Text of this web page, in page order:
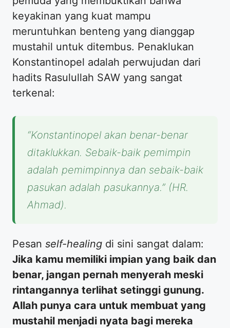
keyakinan yang kuat mampu
meruntuhkan benteng yang dianggap
mustahil untuk ditembus. Penaklukan
Konstantinopel adalah perwujudan dari
hadits Rasulullah SAW yang sangat
terkenal:
“Konstantinopel akan benar-benar
ditaklukkan. Sebaik-baik pemimpin
adalah pemimpinnya dan sebaik-baik
pasukan adalah pasukannya.” (HR.
Ahmad).
​Pesan self-healing di sini sangat dalam:
Jika kamu memiliki impian yang baik dan
benar, jangan pernah menyerah meski
rintangannya terlihat setinggi gunung.
Allah punya cara untuk membuat yang
mustahil menjadi nyata bagi mereka